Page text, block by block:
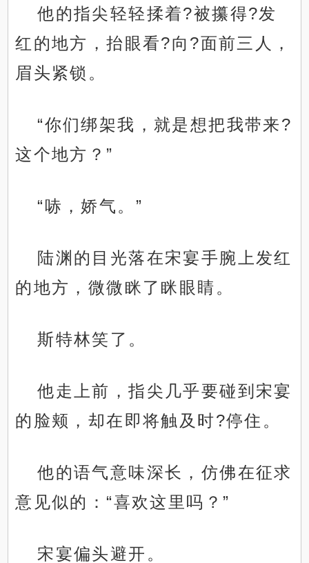
他的指尖轻轻揉着?被攥得?发
红的地方，抬眼看?向?面前三人，
眉头紧锁。
“你们绑架我，就是想把我带来?
这个地方？”
“哧，娇气。”
陆渊的目光落在宋宴手腕上发红
的地方，微微眯了眯眼睛。
斯特林笑了。
他走上前，指尖几乎要碰到宋宴
的脸颊，却在即将触及时?停住。
他的语气意味深长，仿佛在征求
意见似的：“喜欢这里吗？”
宋宴偏头避开。